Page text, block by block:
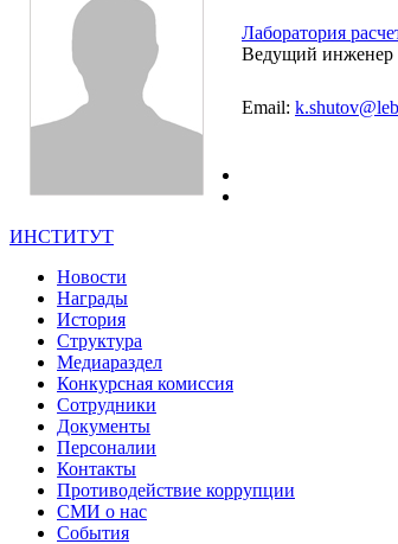
Лаборатория
Ведущий инженер
Email:
ИНСТИТУТ
Новости
Награды
История
Структура
Медиараздел
Конкурсная комиссия
Сотрудники
Документы
Персоналии
Контакты
Противодействие коррупции
СМИ о нас
События